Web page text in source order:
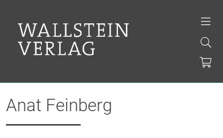
Anat Feinberg